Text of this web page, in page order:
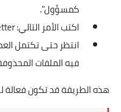
كمسؤول".
اكتب الأمر التالي:
انتظر حتى تكتمل
فيه الملفات
هذه الطريقة قد تكون فعالة